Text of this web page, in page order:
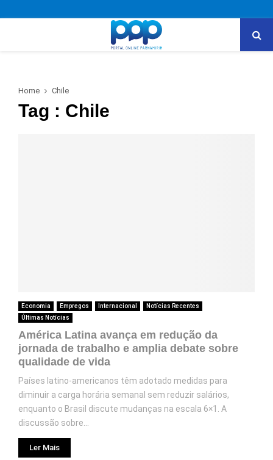
Home Chile
Tag : Chile
Economia Empregos Internacional
Notícias Recentes
Últimas Notícias
América Latina avança em redução da
jornada de trabalho e amplia debate sobre
qualidade de vida
Países latino-americanos têm adotado medidas para
diminuir a carga horária semanal sem reduzir salários,
enquanto o Brasil discute mudanças na escala 6×1. A
discussão sobre...
Ler Mais